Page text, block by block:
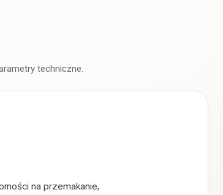
techniczne.
na przemakanie,